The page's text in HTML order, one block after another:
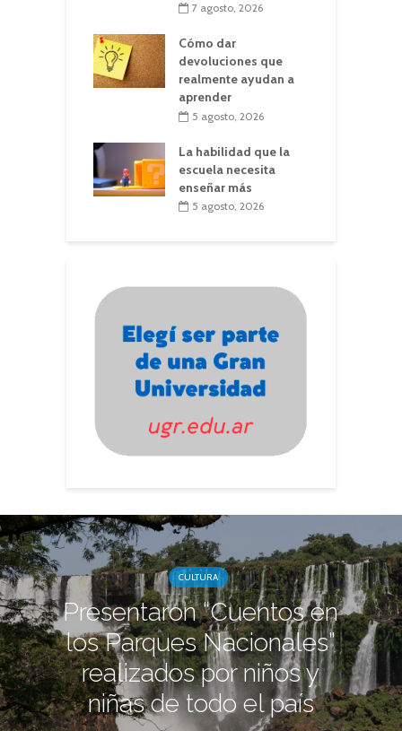
7 agosto, 2026
Cómo dar
devoluciones que
realmente ayudan a
aprender
5 agosto, 2026
La habilidad que la
escuela necesita
enseñar más
5 agosto, 2026
CULTURA
Presentaron “Cuentos en
los Parques Nacionales”
realizados por niños y
niñas de todo el país